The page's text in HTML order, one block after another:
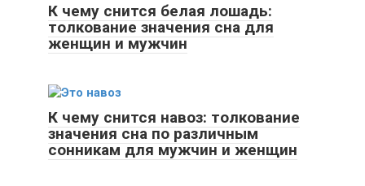
К чему снится белая лошадь:
толкование значения сна для
женщин и мужчин
К чему снится навоз: толкование
значения сна по различным
сонникам для мужчин и женщин